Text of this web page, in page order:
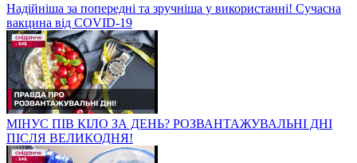
Надійніша за попередні та зручніша у використанні! Сучасна
вакцина від COVID-19
МІНУС ПІВ КІЛО ЗА ДЕНЬ? РОЗВАНТАЖУВАЛЬНІ ДНІ
ПІСЛЯ ВЕЛИКОДНЯ!